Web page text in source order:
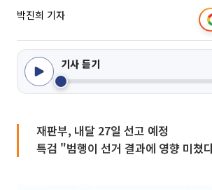
박진희 기자
기사 듣기
재판부, 내달 27일 선고 예정
특검 "범행이 선거 결과에 영향 미쳤